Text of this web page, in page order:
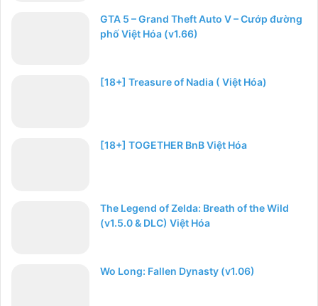
GTA 5 – Grand Theft Auto V – Cướp đường
phố Việt Hóa (v1.66)
[18+] Treasure of Nadia ( Việt Hóa)
[18+] TOGETHER BnB Việt Hóa
The Legend of Zelda: Breath of the Wild
(v1.5.0 & DLC) Việt Hóa
Wo Long: Fallen Dynasty (v1.06)